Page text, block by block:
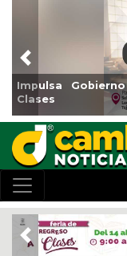
Municipal Expo
Previous
Previous